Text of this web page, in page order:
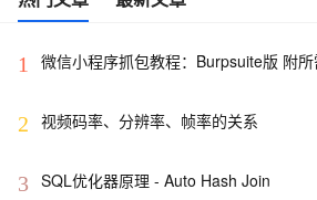
1 微信小程序抓包教程：Burpsuite版 附
2 视频码率、分辨率、帧率的关系
3 SQL优化器原理 - Auto Hash Join